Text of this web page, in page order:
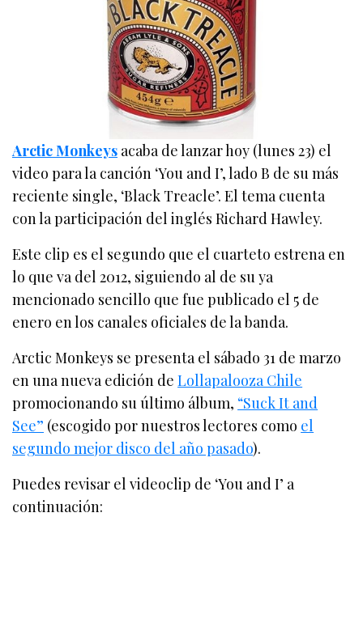
Arctic Monkeys acaba de lanzar hoy (lunes 23) el
video para la canción ‘You and I’, lado B de su más
reciente single, ‘Black Treacle’. El tema cuenta
con la participación del inglés Richard Hawley.
Este clip es el segundo que el cuarteto estrena en
lo que va del 2012, siguiendo al de su ya
mencionado sencillo que fue publicado el 5 de
enero en los canales oficiales de la banda.
Arctic Monkeys se presenta el sábado 31 de marzo
en una nueva edición deLollapalooza Chile
promocionando su último álbum, “Suck It and
See” (escogido por nuestros lectores como el
segundo mejor disco del año pasado).
Puedes revisar el videoclip de ‘You and I’ a
continuación: